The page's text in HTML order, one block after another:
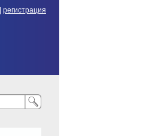
регистрация